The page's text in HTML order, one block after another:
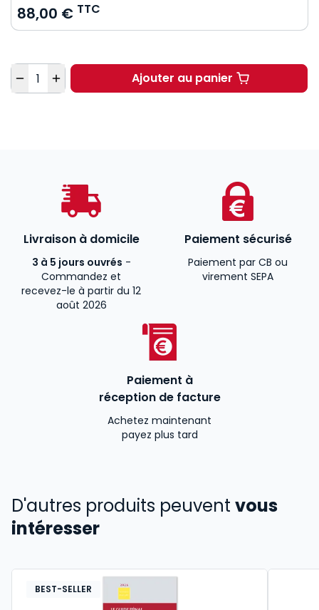
88,00 € TTC
Quantité Ajouter au panierLa cassation en
Livraison à domicile
3 à 5 jours ouvrés -
Commandez et
recevez-le à partir du 12
août 2026
Paiement sécurisé
Paiement par CB ou
virement SEPA
Paiement à
réception de facture
Achetez maintenant
payez plus tard
D'autres produits peuvent vous
intéresser
BEST-SELLER